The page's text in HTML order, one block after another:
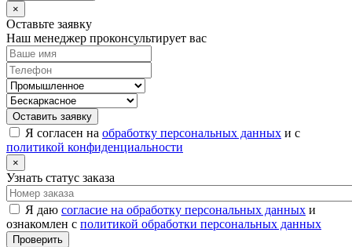
×
Оставьте заявку
Наш менеджер проконсультирует вас
Оставить заявку
Я согласен на обработку персональных данных и с
политикой конфиденциальности
×
Узнать статус заказа
Я даю согласие на обработку персональных данных и
ознакомлен с политикой обработки персональных данных
Проверить